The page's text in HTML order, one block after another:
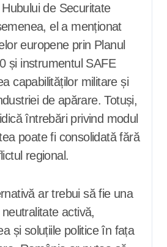
de Securitate
el a menționat
europene prin Planul
și instrumentul SAFE
capabilităților militare și
de apărare. Totuși,
întrebări privind modul
poate fi consolidată fără
regional.
ar trebui să fie una
activă,
și soluțiile politice în fața